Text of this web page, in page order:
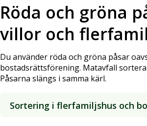
Röda och gröna
villor och
Du använder röda och gröna påsar
bostadsrättsförening. Matavfall
Påsarna slängs i samma kärl.
Sortering i flerfamiljshus och